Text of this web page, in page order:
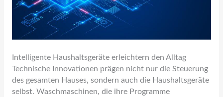
Intelligente Haushaltsgeräte erleichtern den Alltag
Technische Innovationen prägen nicht nur die Steuerung
des gesamten Hauses, sondern auch die Haushaltsgeräte
selbst. Waschmaschinen, die ihre Programme